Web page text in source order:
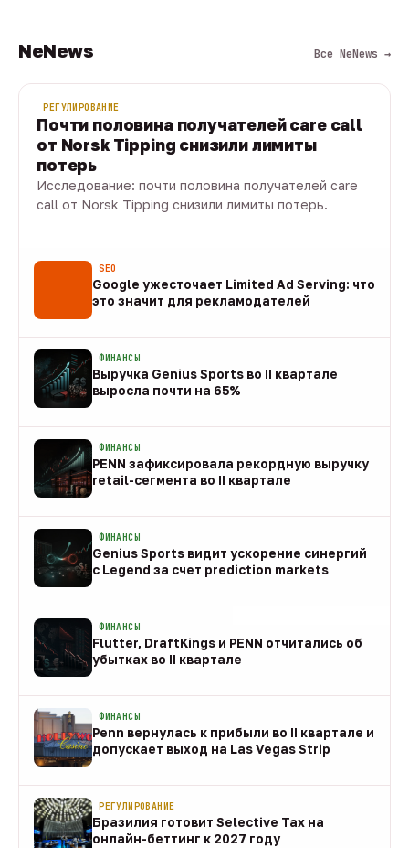
NeNews Все NeNews →
РЕГУЛИРОВАНИЕ
Почти половина получателей care call
от Norsk Tipping снизили лимиты
потерь
Исследование: почти половина получателей care
call от Norsk Tipping снизили лимиты потерь.
SEO
Google ужесточает Limited Ad Serving: что
это значит для рекламодателей
ФИНАНСЫ
Выручка Genius Sports во II квартале
выросла почти на 65%
ФИНАНСЫ
PENN зафиксировала рекордную выручку
retail-сегмента во II квартале
ФИНАНСЫ
Genius Sports видит ускорение синергий
с Legend за счет prediction markets
ФИНАНСЫ
Flutter, DraftKings и PENN отчитались об
убытках во II квартале
ФИНАНСЫ
Penn вернулась к прибыли во II квартале и
допускает выход на Las Vegas Strip
РЕГУЛИРОВАНИЕ
Бразилия готовит Selective Tax на
онлайн-беттинг к 2027 году